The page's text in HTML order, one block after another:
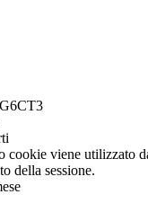
cookie viene utilizzato
della sessione.